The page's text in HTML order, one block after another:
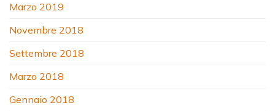
Marzo 2019
Novembre 2018
Settembre 2018
Marzo 2018
Gennaio 2018